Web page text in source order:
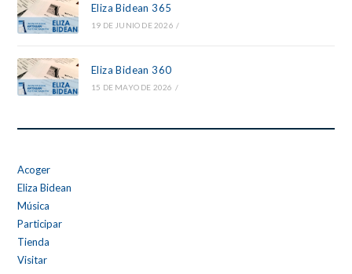
Eliza Bidean 365
19 DE JUNIO DE 2026 /
Eliza Bidean 360
15 DE MAYO DE 2026 /
Acoger
Eliza Bidean
Música
Participar
Tienda
Visitar